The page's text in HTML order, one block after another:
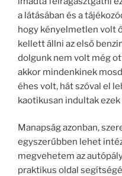
a látásában és a
hogy kényelmetlen volt
kellett állni az első
dolgunk nem volt még
akkor mindenkinek
éhes volt, hát szóval el
kaotikusan indultak ezek
Manapság azonban,
egyszerűbben lehet
megvehetem az
praktikus oldal